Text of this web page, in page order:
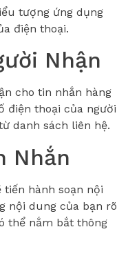
tượng ứng dụng
điện thoại.
Nhận
cho tin nhắn hàng
điện thoại của người
danh sách liên hệ.
Nhắn
tiến hành soạn nội
nội dung của bạn rõ
thể nắm bắt thông